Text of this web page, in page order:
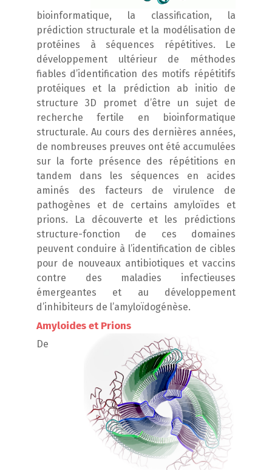
bioinformatique, la classification, la
prédiction structurale et la modélisation de
protéines à séquences répétitives. Le
développement ultérieur de méthodes
fiables d’identification des motifs répétitifs
protéiques et la prédiction ab initio de
structure 3D promet d’être un sujet de
recherche fertile en bioinformatique
structurale. Au cours des dernières années,
de nombreuses preuves ont été accumulées
sur la forte présence des répétitions en
tandem dans les séquences en acides
aminés des facteurs de virulence de
pathogènes et de certains amyloïdes et
prions. La découverte et les prédictions
structure-fonction de ces domaines
peuvent conduire à l’identification de cibles
pour de nouveaux antibiotiques et vaccins
contre des maladies infectieuses
émergeantes et au développement
d’inhibiteurs de l’amyloïdogénèse.
Amyloides et Prions
De